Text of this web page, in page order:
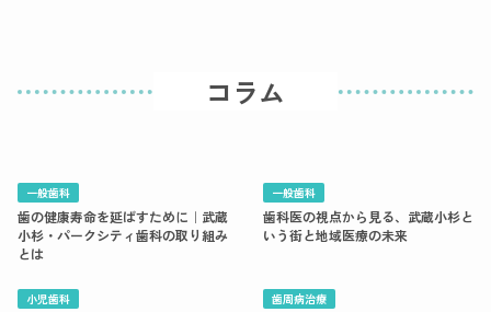
コラム
一般歯科
歯の健康寿命を延ばすために｜武蔵
小杉・パークシティ歯科の取り組み
とは
一般歯科
歯科医の視点から見る、武蔵小杉と
いう街と地域医療の未来
小児歯科 歯周病治療